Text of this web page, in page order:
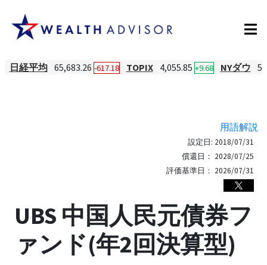
日経平均 65,683.26 -617.18 TOPIX 4,055.85 +9.68 NYダウ
用語解説
設定日: 2018/07/31
償還日： 2028/07/25
評価基準日： 2026/07/31
UBS 中国人民元債券フ
ァンド(年2回決算型)